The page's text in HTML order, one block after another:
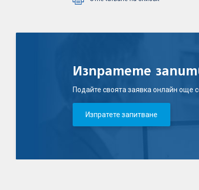
Изпратете
Подайте своята заявка онлайн още
Изпратете запитване